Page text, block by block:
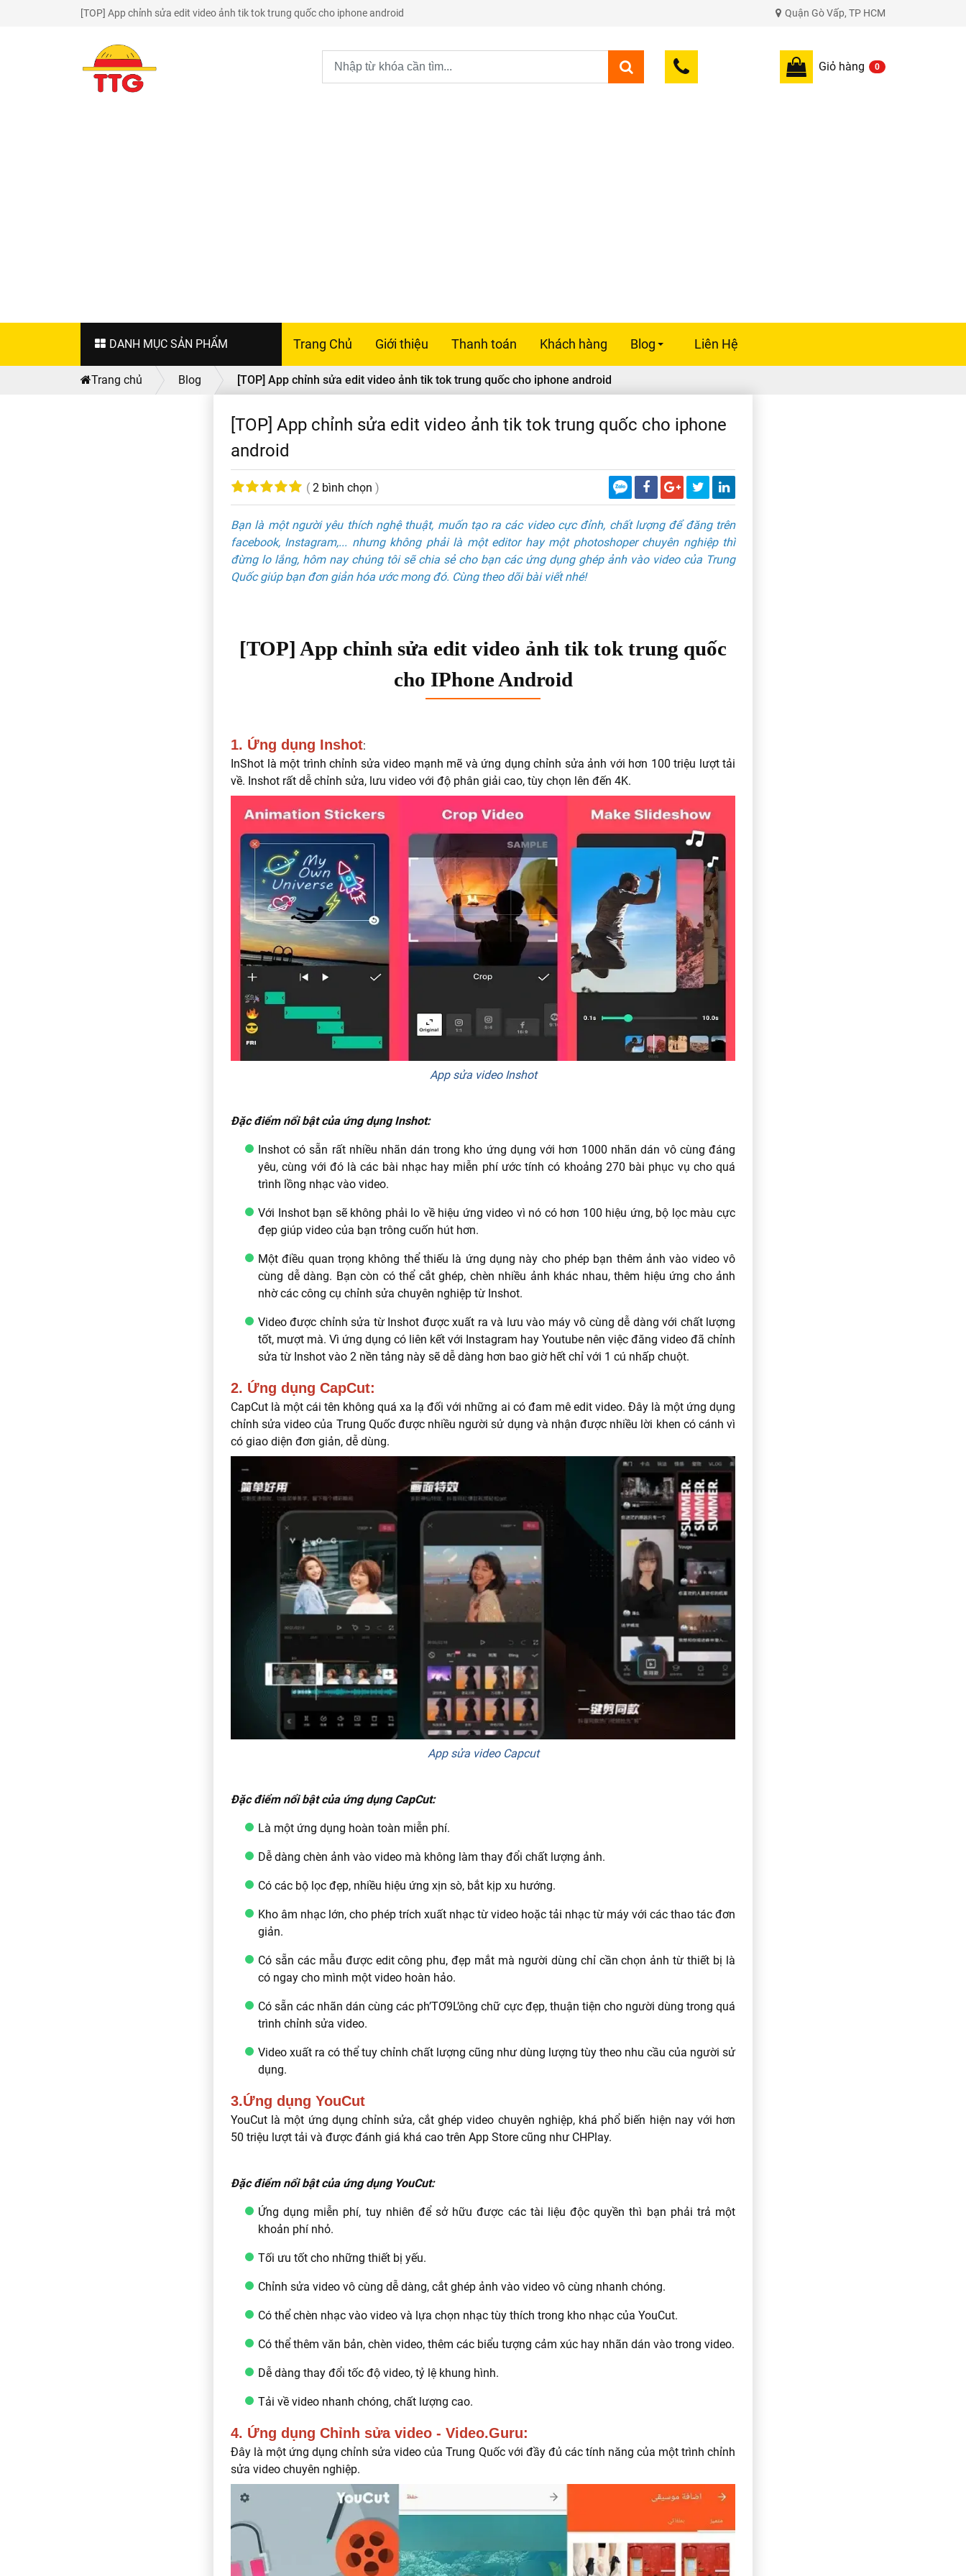
[TOP] App chỉnh sửa edit video ảnh tik tok trung quốc cho iphone android Quận Gò Vấp, TP HCM
Giỏ hàng 0
DANH MỤC SẢN PHẨM Trang Chủ Giới thiệu Thanh toán Khách hàng Blog Liên Hệ
Trang chủ Blog [TOP] App chỉnh sửa edit video ảnh tik tok trung quốc cho iphone android
[TOP] App chỉnh sửa edit video ảnh tik tok trung quốc cho iphone
android
( 2 bình chọn )
Bạn là một người yêu thích nghệ thuật, muốn tạo ra các video cực đỉnh, chất lượng để đăng trên
facebook, Instagram,... nhưng không phải là một editor hay một photoshoper chuyên nghiệp thì
đừng lo lắng, hôm nay chúng tôi sẽ chia sẻ cho bạn các ứng dụng ghép ảnh vào video của Trung
Quốc giúp bạn đơn giản hóa ước mong đó. Cùng theo dõi bài viết nhé!
[TOP] App chỉnh sửa edit video ảnh tik tok trung quốc
cho IPhone Android
1. Ứng dụng Inshot:
InShot là một trình chỉnh sửa video mạnh mẽ và ứng dụng chỉnh sửa ảnh với hơn 100 triệu lượt tải
về. Inshot rất dễ chỉnh sửa, lưu video với độ phân giải cao, tùy chọn lên đến 4K.
App sửa video Inshot
Đặc điểm nổi bật của ứng dụng Inshot:
Inshot có sẵn rất nhiều nhãn dán trong kho ứng dụng với hơn 1000 nhãn dán vô cùng đáng
yêu, cùng với đó là các bài nhạc hay miễn phí ước tính có khoảng 270 bài phục vụ cho quá
trình lồng nhạc vào video.
Với Inshot bạn sẽ không phải lo về hiệu ứng video vì nó có hơn 100 hiệu ứng, bộ lọc màu cực
đẹp giúp video của bạn trông cuốn hút hơn.
Một điều quan trọng không thể thiếu là ứng dụng này cho phép bạn thêm ảnh vào video vô
cùng dễ dàng. Bạn còn có thể cắt ghép, chèn nhiều ảnh khác nhau, thêm hiệu ứng cho ảnh
nhờ các công cụ chỉnh sửa chuyên nghiệp từ Inshot.
Video được chỉnh sửa từ Inshot được xuất ra và lưu vào máy vô cùng dễ dàng với chất lượng
tốt, mượt mà. Vì ứng dụng có liên kết với Instagram hay Youtube nên việc đăng video đã chỉnh
sửa từ Inshot vào 2 nền tảng này sẽ dễ dàng hơn bao giờ hết chỉ với 1 cú nhấp chuột.
2. Ứng dụng CapCut:
CapCut là một cái tên không quá xa lạ đối với những ai có đam mê edit video. Đây là một ứng dụng
chỉnh sửa video của Trung Quốc được nhiều người sử dụng và nhận được nhiều lời khen có cánh vì
có giao diện đơn giản, dễ dùng.
App sửa video Capcut
Đặc điểm nổi bật của ứng dụng CapCut:
Là một ứng dụng hoàn toàn miễn phí.
Dễ dàng chèn ảnh vào video mà không làm thay đổi chất lượng ảnh.
Có các bộ lọc đẹp, nhiều hiệu ứng xịn sò, bắt kịp xu hướng.
Kho âm nhạc lớn, cho phép trích xuất nhạc từ video hoặc tải nhạc từ máy với các thao tác đơn
giản.
Có sẵn các mẫu được edit công phu, đẹp mắt mà người dùng chỉ cần chọn ảnh từ thiết bị là
có ngay cho mình một video hoàn hảo.
Có sẵn các nhãn dán cùng các ph’TƠ9L’ông chữ cực đẹp, thuận tiện cho người dùng trong quá
trình chỉnh sửa video.
Video xuất ra có thể tuy chỉnh chất lượng cũng như dùng lượng tùy theo nhu cầu của người sử
dụng.
3.Ứng dụng YouCut
YouCut là một ứng dụng chỉnh sửa, cắt ghép video chuyên nghiệp, khá phổ biến hiện nay với hơn
50 triệu lượt tải và được đánh giá khá cao trên App Store cũng như CHPlay.
Đặc điểm nổi bật của ứng dụng YouCut:
Ứng dụng miễn phí, tuy nhiên để sở hữu được các tài liệu độc quyền thì bạn phải trả một
khoản phí nhỏ.
Tối ưu tốt cho những thiết bị yếu.
Chỉnh sửa video vô cùng dễ dàng, cắt ghép ảnh vào video vô cùng nhanh chóng.
Có thể chèn nhạc vào video và lựa chọn nhạc tùy thích trong kho nhạc của YouCut.
Có thể thêm văn bản, chèn video, thêm các biểu tượng cảm xúc hay nhãn dán vào trong video.
Dễ dàng thay đổi tốc độ video, tỷ lệ khung hình.
Tải về video nhanh chóng, chất lượng cao.
4. Ứng dụng Chỉnh sửa video - Video.Guru:
Đây là một ứng dụng chỉnh sửa video của Trung Quốc với đầy đủ các tính năng của một trình chỉnh
sửa video chuyên nghiệp.